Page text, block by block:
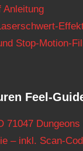
Anleitung
Stop-Motion-
Feel-
71047
– inkl. Scan-